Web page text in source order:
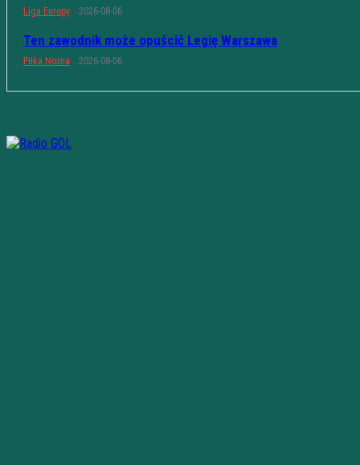
Liga Europy 2026-08-06
Ten zawodnik może opuścić Legię Warszawa
Piłka Nożna 2026-08-06